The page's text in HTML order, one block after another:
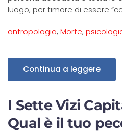
luogo, per timore di essere
antropologia, Morte,
Continua a leggere
I Sette Vizi
Qual è il tuo